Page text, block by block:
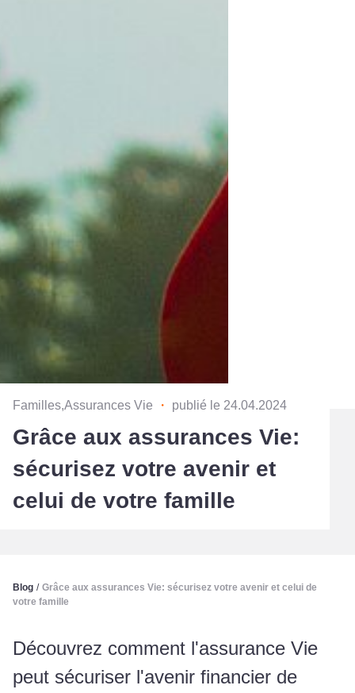
Familles,Assurances Vie ・ publié le 24.04.2024
Grâce aux assurances Vie:
sécurisez votre avenir et
celui de votre famille
Blog / Grâce aux assurances Vie: sécurisez votre avenir et celui de
votre famille
Découvrez comment l'assurance Vie
peut sécuriser l'avenir financier de